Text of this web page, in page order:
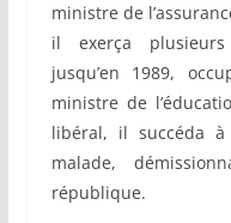
ministre de
il exerça plusieurs
jusqu’en 1989,
ministre de
libéral, il succéda à
malade,
république.